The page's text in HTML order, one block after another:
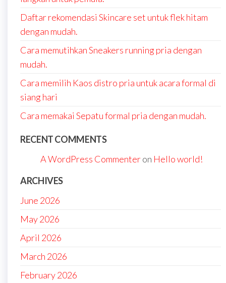
Daftar rekomendasi Skincare set untuk flek hitam
dengan mudah.
Cara memutihkan Sneakers running pria dengan
mudah.
Cara memilih Kaos distro pria untuk acara formal di
siang hari
Cara memakai Sepatu formal pria dengan mudah.
RECENT COMMENTS
A WordPress Commenteron Hello world!
ARCHIVES
June 2026
May 2026
April 2026
March 2026
February 2026